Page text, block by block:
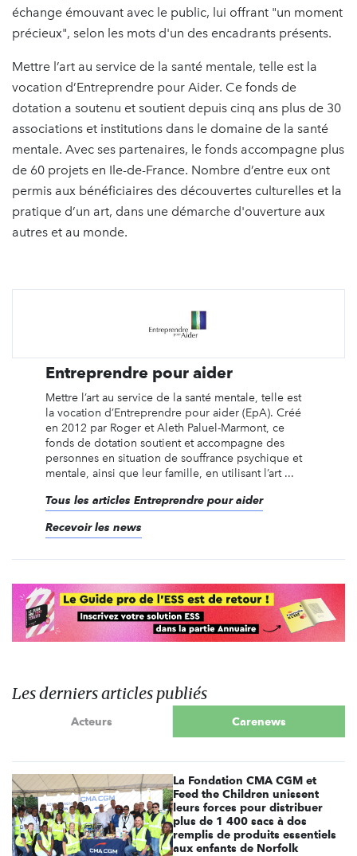
échange émouvant avec le public, lui offrant "un moment
précieux", selon les mots d'un des encadrants présents.
Mettre l’art au service de la santé mentale, telle est la
vocation d’Entreprendre pour Aider. Ce fonds de
dotation a soutenu et soutient depuis cinq ans plus de 30
associations et institutions dans le domaine de la santé
mentale. Avec ses partenaires, le fonds accompagne plus
de 60 projets en Ile-de-France. Nombre d’entre eux ont
permis aux bénéficiaires des découvertes culturelles et la
pratique d’un art, dans une démarche d'ouverture aux
autres et au monde.
Entreprendre pour aider
Mettre l’art au service de la santé mentale, telle est
la vocation d’Entreprendre pour aider (EpA). Créé
en 2012 par Roger et Aleth Paluel-Marmont, ce
fonds de dotation soutient et accompagne des
personnes en situation de souffrance psychique et
mentale, ainsi que leur famille, en utilisant l’art ...
Tous les articles Entreprendre pour aider
Recevoir les news
Les derniers articles publiés
Acteurs Carenews
La Fondation CMA CGM et
Feed the Children unissent
leurs forces pour distribuer
plus de 1 400 sacs à dos
remplis de produits essentiels
aux enfants de Norfolk